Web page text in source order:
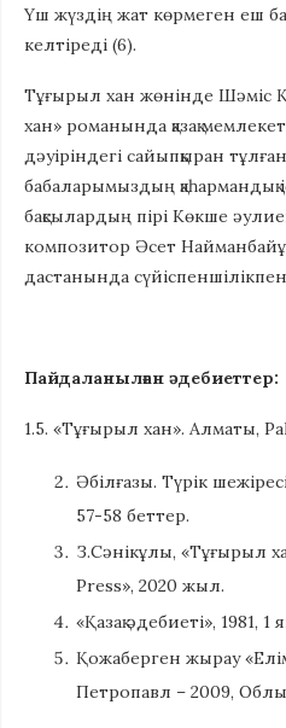
Үш жүздiң жат көрмеген еш
келтіреді (6).
Тұғырыл хан жөнінде Шәміс
хан» романында қазақ
дәуіріндегі сайыпқыран
бабаларымыздың қаһармандық
бақсылардың пірі Көкше
композитор Әсет
дастанында
Пайдаланылған әдебиеттер:
1.5. «Тұғырыл хан». Алматы,
Әбілғазы. Түрік
57-58 беттер.
З.Сәнікұлы, «Тұғырыл
Press», 2020 жыл.
«Қазақ әдебиеті», 1981, 1
Қожаберген жырау
Петропавл – 2009,